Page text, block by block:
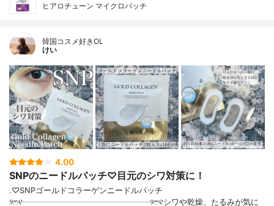
ヒアロチューン マイクロパッチ
韓国コスメ好きOL
けい
4.00
SNPのニードルパッチ♡目元のシワ対策に！
.♡SNPゴールドコラーゲンニードルパッチ
୨ෆ୧┈┈┈┈┈┈┈┈┈┈┈┈┈┈┈┈୨ෆ୧シワや乾燥、たるみが気に